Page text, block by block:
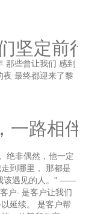
坚定前
那些曾让我们 感到
最终都迎来了黎
一路相伴
绝非偶然，他一定
到哪里， 那都是
该遇见的人。" ——
户· 是客户让我们
延续。 是客户帮